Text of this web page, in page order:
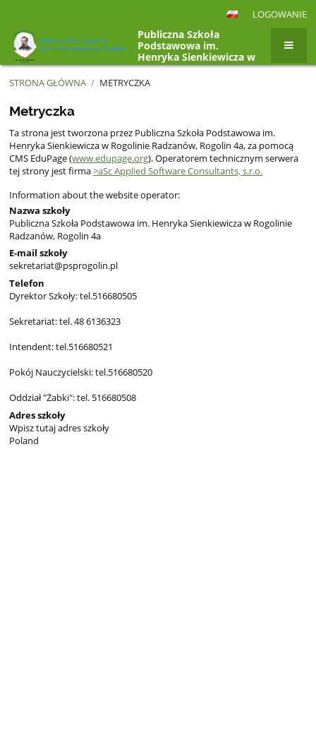
LOGOWANIE
Publiczna Szkoła
Podstawowa im.
Henryka Sienkiewicza w
Rogolinie, Rogolin 4a,
26-807 Radzanów
STRONA GŁÓWNA / METRYCZKA
Metryczka
Metryczka
Ta strona jest tworzona przez Publiczna Szkoła Podstawowa im.
Henryka Sienkiewicza w Rogolinie Radzanów, Rogolin 4a, za pomocą
CMS EduPage (www.edupage.org). Operatorem technicznym serwera
tej strony jest firma>aSc Applied Software Consultants, s.r.o.
Information about the website operator:
Nazwa szkoły
Publiczna Szkoła Podstawowa im. Henryka Sienkiewicza w Rogolinie
Radzanów, Rogolin 4a
E-mail szkoły
sekretariat@psprogolin.pl
Telefon
Dyrektor Szkoły: tel.516680505
Sekretariat: tel. 48 6136323
Intendent: tel.516680521
Pokój Nauczycielski: tel.516680520
Oddział "Żabki": tel. 516680508
Adres szkoły
Wpisz tutaj adres szkoły
Poland